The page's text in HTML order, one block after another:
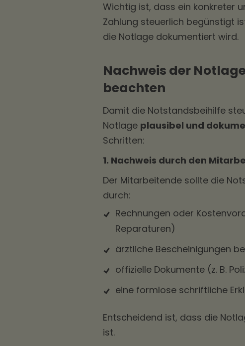
Wichtig ist, dass ein konkreter
Zahlung steuerlich begünstigt
die Notlage dokumentiert wird.
Nachweis der
beachten
Damit die Notstandsbeihilfe
Notlage plausibel und
Schritten:
1. Nachweis durch den
Der Mitarbeitende sollte die
durch:
Rechnungen oder
Reparaturen)
ärztliche Bescheinigungen
offizielle Dokumente (z. B.
eine formlose schriftliche
Entscheidend ist, dass die
ist.